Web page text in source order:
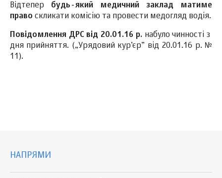
Відтепер будь-який медичний заклад матиме
право скликати комісію та провести медогляд водія.
Повідомлення ДРС від 20.01.1 6 р. набуло чинності з
дня прийняття. („Урядовий кур’єр” від 20.01.16 р. №
11).
НАПРЯМИ